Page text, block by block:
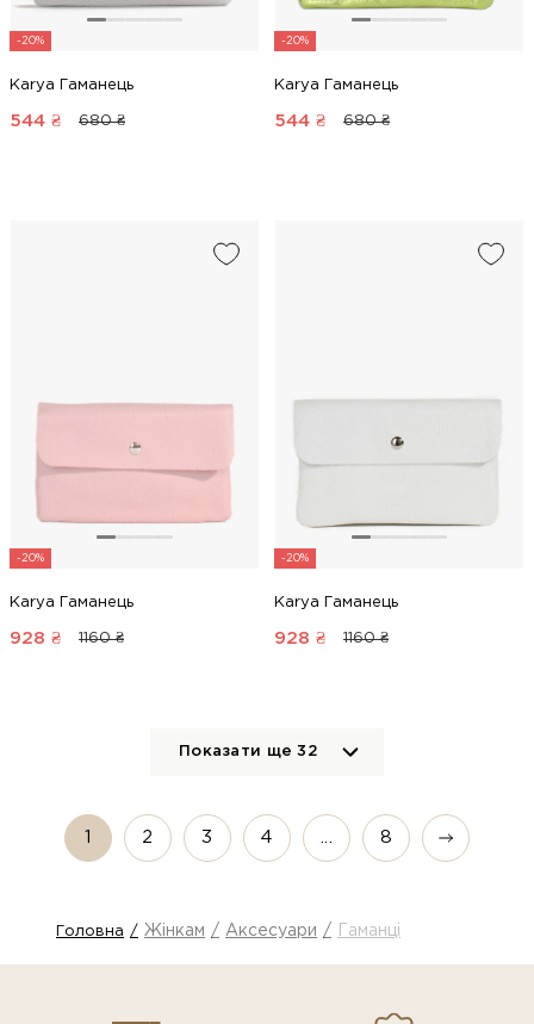
-20%
Karya Гаманець
544 ₴ 680 ₴
-20%
Karya Гаманець
544 ₴ 680 ₴
-20%
Karya Гаманець
928 ₴ 1160 ₴
-20%
Karya Гаманець
928 ₴ 1160 ₴
Показати ще32
1 2 3 4 8
Головна Жінкам Аксесуари Гаманці